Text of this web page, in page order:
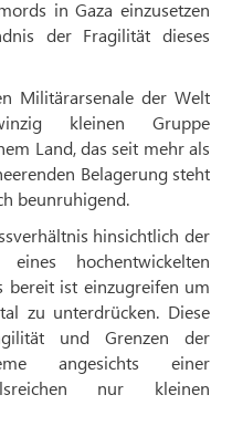
in Gaza einzusetzen
der Fragilität dieses
Militärarsenale der Welt
kleinen Gruppe
Land, das seit mehr als
Belagerung steht
beunruhigend.
hinsichtlich der
hochentwickelten
bereit ist einzugreifen um
zu unterdrücken. Diese
und Grenzen der
angesichts einer
nur kleinen